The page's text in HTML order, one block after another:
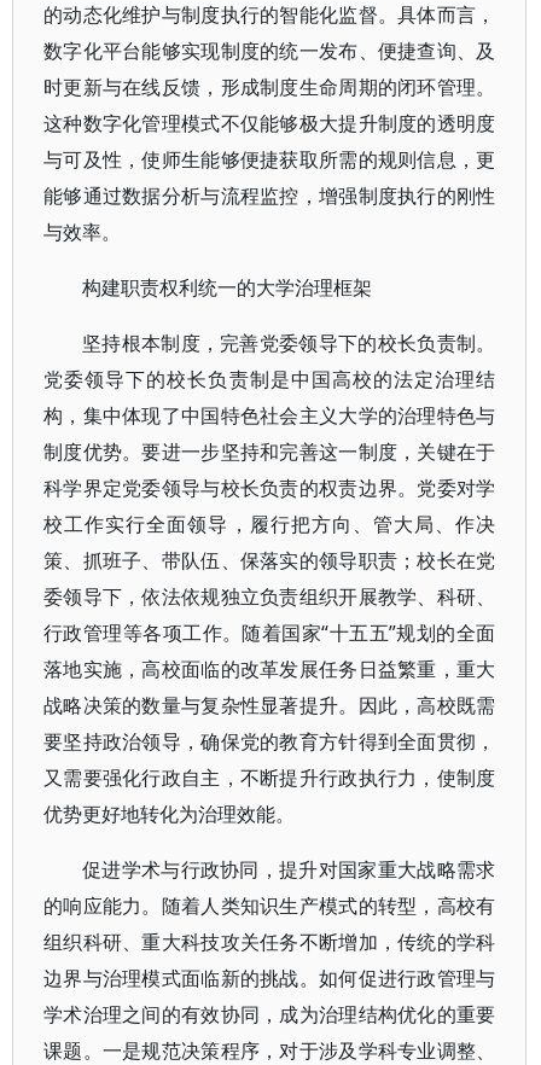
的动态化维护与制度执行的智能化监督。具体而言，
数字化平台能够实现制度的统一发布、便捷查询、及
时更新与在线反馈，形成制度生命周期的闭环管理。
这种数字化管理模式不仅能够极大提升制度的透明度
与可及性，使师生能够便捷获取所需的规则信息，更
能够通过数据分析与流程监控，增强制度执行的刚性
与效率。
构建职责权利统一的大学治理框架
坚持根本制度，完善党委领导下的校长负责制。
党委领导下的校长负责制是中国高校的法定治理结
构，集中体现了中国特色社会主义大学的治理特色与
制度优势。要进一步坚持和完善这一制度，关键在于
科学界定党委领导与校长负责的权责边界。党委对学
校工作实行全面领导，履行把方向、管大局、作决
策、抓班子、带队伍、保落实的领导职责；校长在党
委领导下，依法依规独立负责组织开展教学、科研、
行政管理等各项工作。随着国家“十五五”规划的全面
落地实施，高校面临的改革发展任务日益繁重，重大
战略决策的数量与复杂性显著提升。因此，高校既需
要坚持政治领导，确保党的教育方针得到全面贯彻，
又需要强化行政自主，不断提升行政执行力，使制度
优势更好地转化为治理效能。
促进学术与行政协同，提升对国家重大战略需求
的响应能力。随着人类知识生产模式的转型，高校有
组织科研、重大科技攻关任务不断增加，传统的学科
边界与治理模式面临新的挑战。如何促进行政管理与
学术治理之间的有效协同，成为治理结构优化的重要
课题。一是规范决策程序，对于涉及学科专业调整、